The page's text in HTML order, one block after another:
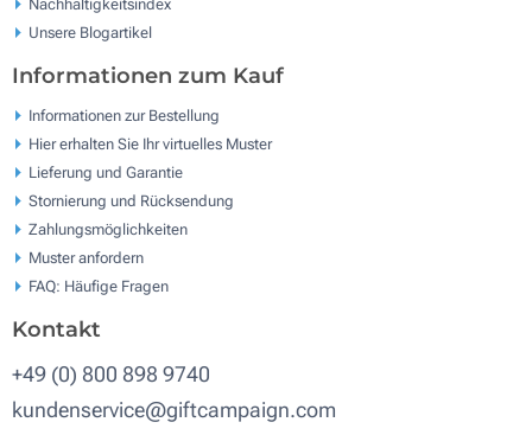
Unsere Blogartikel
Informationen zum Kauf
Informationen zur Bestellung
Hier erhalten Sie Ihr virtuelles Muster
Lieferung und Garantie
Stornierung und Rücksendung
Zahlungsmöglichkeiten
Muster anfordern
FAQ: Häufige Fragen
Kontakt
+49 (0) 800 898 9740
kundenservice@giftcampaign.com